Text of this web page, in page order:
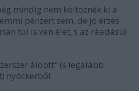
mindig nem költöznék ki a
pénzért sem, de jó érzés
túl is van élet, s az ráadásul
áldott" (s legalább
nyóckerből